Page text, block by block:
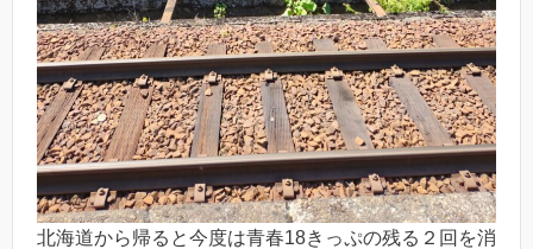
北海道から帰ると今度は青春18きっぷの残る２回を消